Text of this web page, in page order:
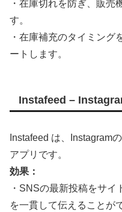
・在庫切れを防ぎ、販売
す。
・在庫補充のタイミング
ートします。
Instafeed –
Instafeed は、Instagram
アプリです。
効果：
・SNSの最新投稿をサ
を一貫して伝えることが